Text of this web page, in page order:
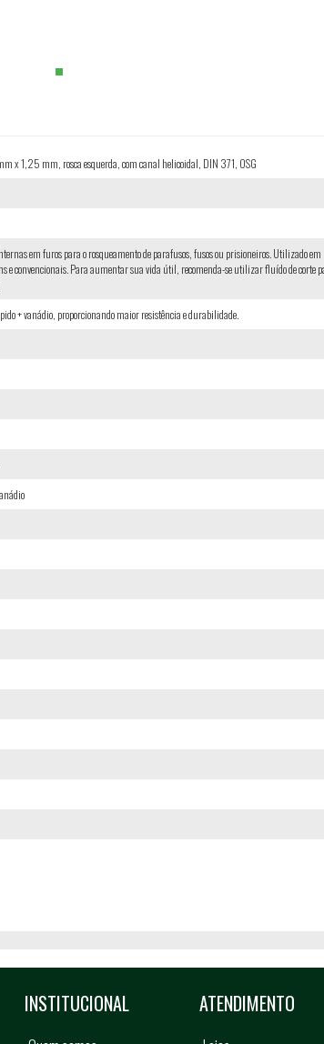
x 1,25 mm, rosca esquerda, com canal helicoidal, DIN 371, OSG
em furos para o rosqueamento de parafusos, fusos ou prisioneiros. Utilizado em
e convencionais. Para aumentar sua vida útil, recomenda-se utilizar fluído de corte
+ vanádio, proporcionando maior resistência e durabilidade.
INSTITUCIONAL ATENDIMENTO